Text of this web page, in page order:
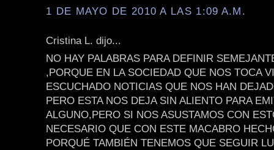
1 DE MAYO DE 2010 A LAS 1:09 A.M.
Cristina L. dijo...
NO HAY PALABRAS PARA DEFINIR
,PORQUE EN LA SOCIEDAD QUE NOS TOCA
ESCUCHADO NOTICIAS QUE NOS HAN
PERO ESTA NOS DEJA SIN ALIENTO PARA
ALGUNO,PERO SI NOS ASUSTAMOS CON
NECESARIO QUE CON ESTE MACABRO
PORQUÉ TAMBIÉN TENEMOS QUE SEGUIR